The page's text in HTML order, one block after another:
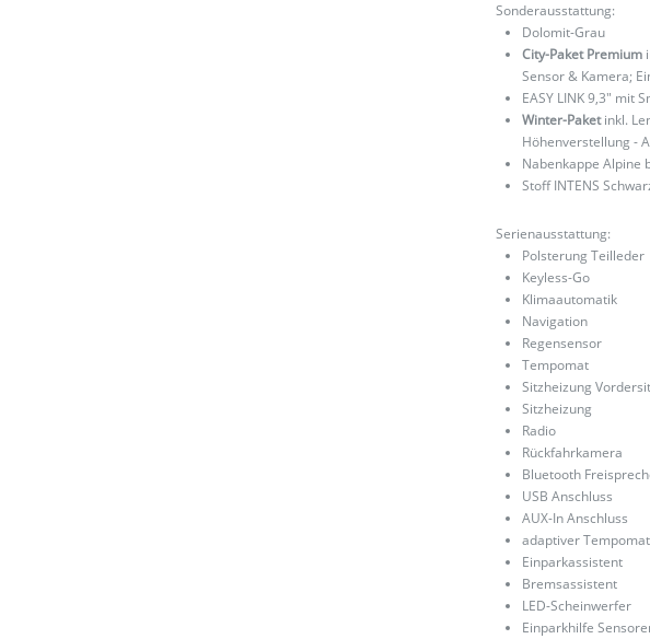
Sonderausstattung:
Dolomit-Grau
City-Paket Premium
Sensor & Kamera;
EASY LINK 9,3" mit
Winter-Paketinkl.
Höhenverstellung -
Nabenkappe Alpine
Stoff INTENS
Serienausstattung:
Polsterung Teilleder
Keyless-Go
Klimaautomatik
Navigation
Regensensor
Tempomat
Sitzheizung
Sitzheizung
Radio
Rückfahrkamera
Bluetooth
USB Anschluss
AUX-In Anschluss
adaptiver Tempomat
Einparkassistent
Bremsassistent
LED-Scheinwerfer
Einparkhilfe